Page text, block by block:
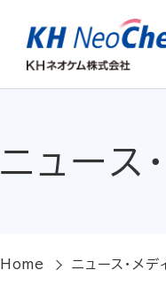
ニュース
Home ニュース・メデ